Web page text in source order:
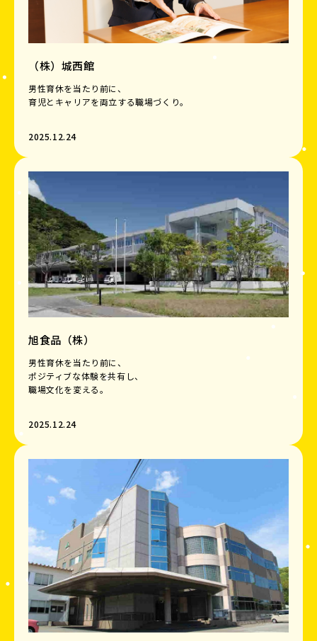
（株）城西館
男性育休を当たり前に、
育児とキャリアを両立する職場づくり。
2025.12.24
旭食品（株）
男性育休を当たり前に、
ポジティブな体験を共有し、
職場文化を変える。
2025.12.24